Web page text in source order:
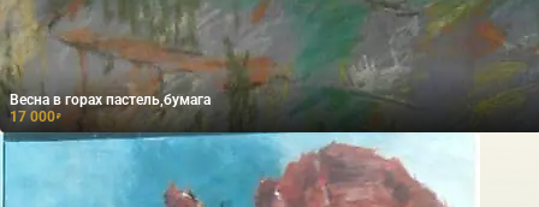
Весна в горах пастель,бумага
17 000₽